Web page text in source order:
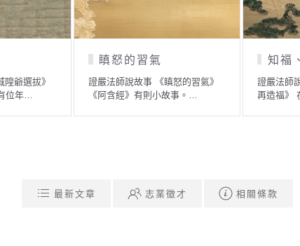
故事 《撿栗子》 有一
故事 ── 山裡…
警惕無常 歡喜消業
證嚴法師說故事 《警惕無常 歡喜
消業》 生病有時是一種…
最新文章 志業徵才 相關條款